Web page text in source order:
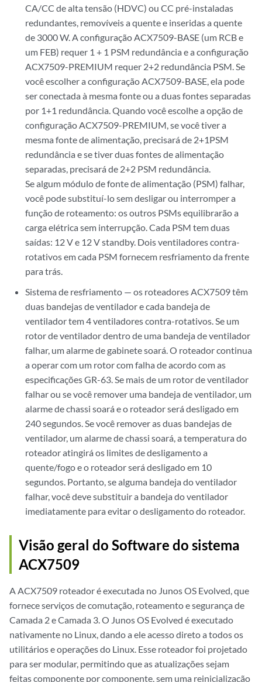
CA/CC de alta tensão (HDVC) ou CC pré-instaladas
redundantes, removíveis a quente e inseridas a quente
de 3000 W. A configuração ACX7509-BASE (um RCB e
um FEB) requer 1 + 1 PSM redundância e a configuração
ACX7509-PREMIUM requer 2+2 redundância PSM. Se
você escolher a configuração ACX7509-BASE, ela pode
ser conectada à mesma fonte ou a duas fontes separadas
por 1+1 redundância. Quando você escolhe a opção de
configuração ACX7509-PREMIUM, se você tiver a
mesma fonte de alimentação, precisará de 2+1PSM
redundância e se tiver duas fontes de alimentação
separadas, precisará de 2+2 PSM redundância.
Se algum módulo de fonte de alimentação (PSM) falhar,
você pode substituí-lo sem desligar ou interromper a
função de roteamento: os outros PSMs equilibrarão a
carga elétrica sem interrupção. Cada PSM tem duas
saídas: 12 V e 12 V standby. Dois ventiladores contra-
rotativos em cada PSM fornecem resfriamento da frente
para trás.
Sistema de resfriamento — os roteadores ACX7509 têm
duas bandejas de ventilador e cada bandeja de
ventilador tem 4 ventiladores contra-rotativos. Se um
rotor de ventilador dentro de uma bandeja de ventilador
falhar, um alarme de gabinete soará. O roteador continua
a operar com um rotor com falha de acordo com as
especificações GR-63. Se mais de um rotor de ventilador
falhar ou se você remover uma bandeja de ventilador, um
alarme de chassi soará e o roteador será desligado em
240 segundos. Se você remover as duas bandejas de
ventilador, um alarme de chassi soará, a temperatura do
roteador atingirá os limites de desligamento a
quente/fogo e o roteador será desligado em 10
segundos. Portanto, se alguma bandeja do ventilador
falhar, você deve substituir a bandeja do ventilador
imediatamente para evitar o desligamento do roteador.
Visão geral do Software do sistema
ACX7509
A ACX7509 roteador é executada no Junos OS Evolved, que
fornece serviços de comutação, roteamento e segurança de
Camada 2 e Camada 3. O Junos OS Evolved é executado
nativamente no Linux, dando a ele acesso direto a todos os
utilitários e operações do Linux. Esse roteador foi projetado
para ser modular, permitindo que as atualizações sejam
feitas componente por componente, sem uma reinicialização